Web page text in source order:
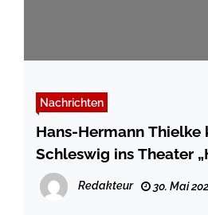
Nachrichten
Hans-Hermann
Schleswig ins Theater
Redakteur 30. Mai